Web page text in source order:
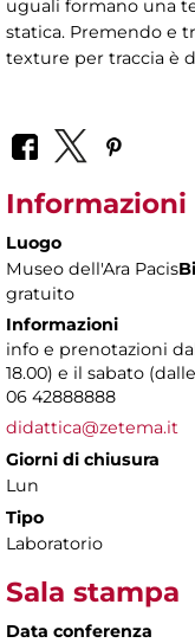
uguali formano una
statica. Premendo e
texture per traccia è
Informazioni
Luogo
Museo dell'Ara Pacis
gratuito
Informazioni
info e prenotazioni
18.00) e il sabato
06 42888888
didattica@zetema.it
Giorni di chiusura
Lun
Tipo
Laboratorio
Sala stampa
Data conferenza